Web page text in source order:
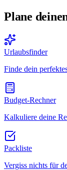
Plane
Urlaubsfinder
Finde dein
Budget-Rechner
Kalkuliere deine
Packliste
Vergiss nichts für